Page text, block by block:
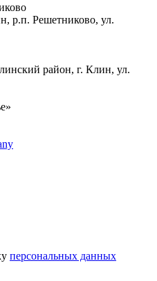
р.п. Решетниково, ул.
район, г. Клин, ул.
персональных данных